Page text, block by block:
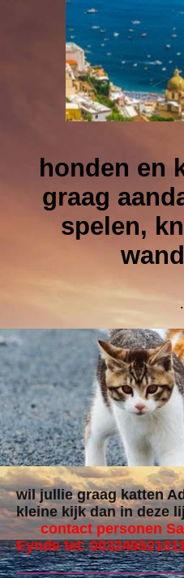
honden en
graag
spelen,
.
wil jullie graag katten
kleine kijk dan
contact personen
Eynde tel: